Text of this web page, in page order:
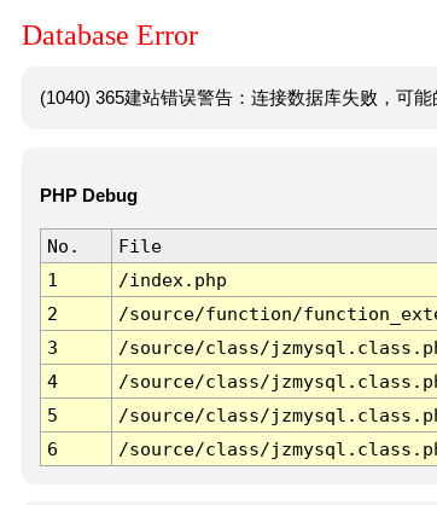
Database Error
(1040) 365建站错误警告：连接数据库失败，可
PHP Debug
No. File
1
/index.php
2
/source/function/
3
/source/class/
4
/source/class/
5
/source/class/
6
/source/class/